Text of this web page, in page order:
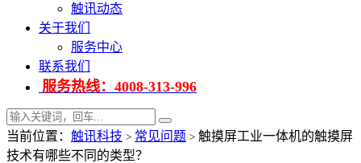
触讯动态
关于我们
服务中心
联系我们
服务热线：4008-313-996
当前位置： 触讯科技 > 常见问题 > 触摸屏工业一体机的触摸屏
技术有哪些不同的类型？